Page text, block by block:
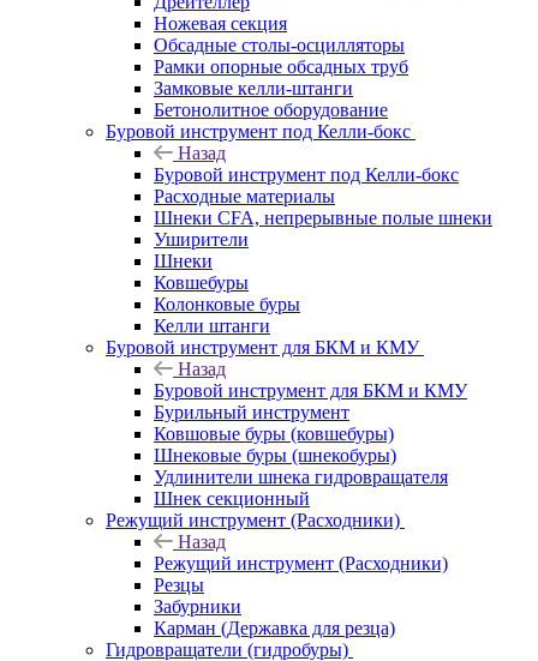
Ножевая секция
Обсадные столы-осцилляторы
Рамки опорные обсадных труб
Замковые келли-штанги
Бетонолитное оборудование
Буровой инструмент под Келли-бокс
Назад
Буровой инструмент под Келли-бокс
Расходные материалы
Шнеки CFA, непрерывные полые шнеки
Уширители
Шнеки
Ковшебуры
Колонковые буры
Келли штанги
Буровой инструмент для БКМ и КМУ
Назад
Буровой инструмент для БКМ и КМУ
Бурильный инструмент
Ковшовые буры (ковшебуры)
Шнековые буры (шнекобуры)
Удлинители шнека гидровращателя
Шнек секционный
Режущий инструмент (Расходники)
Назад
Режущий инструмент (Расходники)
Резцы
Забурники
Карман (Державка для резца)
Гидровращатели (гидробуры)